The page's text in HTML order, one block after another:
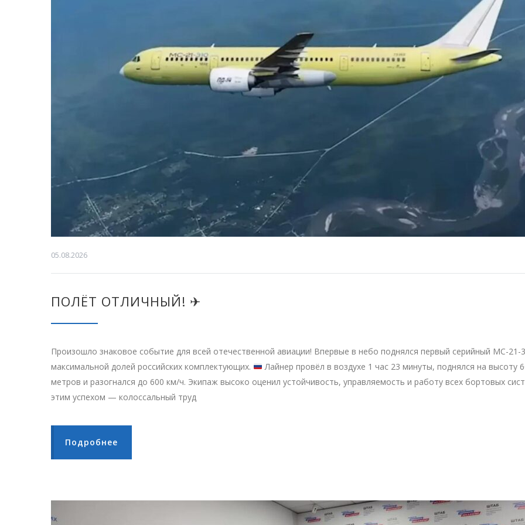
05.08.2026
ПОЛЁТ ОТЛИЧНЫЙ! ✈
Произошло знаковое событие для всей отечественной авиации! Впервые в небо поднялся первый серийный МС-
максимальной долей российских комплектующих.
Лайнер провёл в воздухе 1 час 23 минуты, поднялся на высоту
метров и разогнался до 600 км/ч. Экипаж высоко оценил устойчивость, управляемость и работу всех бортовых
этим успехом — колоссальный труд
Подробнее